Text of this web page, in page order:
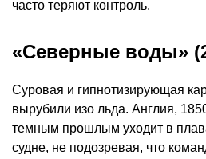
часто теряют контроль.
«Северные воды»
Суровая и гипнотизирующая
вырубили изо льда. Англия,
темным прошлым уходит в
судне, не подозревая, что